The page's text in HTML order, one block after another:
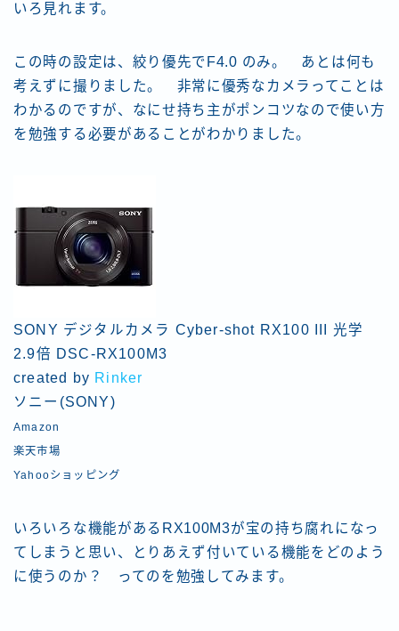
いろ見れます。
この時の設定は、絞り優先でF4.0 のみ。 あとは何も
考えずに撮りました。 非常に優秀なカメラってことは
わかるのですが、なにせ持ち主がポンコツなので使い方
を勉強する必要があることがわかりました。
SONY デジタルカメラ Cyber-shot RX100 III 光学
2.9倍 DSC-RX100M3
created by Rinker
ソニー(SONY)
Amazon
楽天市場
Yahooショッピング
いろいろな機能があるRX100M3が宝の持ち腐れになっ
てしまうと思い、とりあえず付いている機能をどのよう
に使うのか？ ってのを勉強してみます。